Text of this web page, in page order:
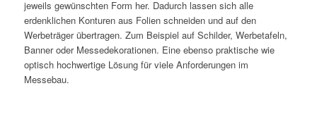
jeweils gewünschten Form her. Dadurch lassen sich alle
erdenklichen Konturen aus Folien schneiden und auf den
Werbeträger übertragen. Zum Beispiel auf Schilder, Werbetafeln,
Banner oder Messedekorationen. Eine ebenso praktische wie
optisch hochwertige Lösung für viele Anforderungen im
Messebau.